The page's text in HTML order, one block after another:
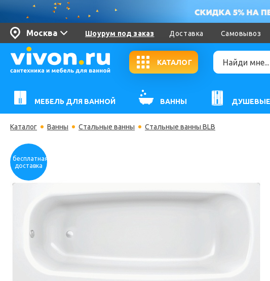
Москва Шоурум под заказ Доставка Самовывоз
КАТАЛОГ
МЕБЕЛЬ ДЛЯ ВАННОЙ ВАННЫ
Каталог Ванны Стальные ванны Стальные ванны BLB
бесплатная
доставка